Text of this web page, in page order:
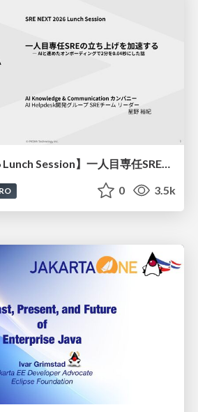
【SRE NEXT 2026 Lunch Session】一人目専任SREの立ち上げを加速する ― AIと進めたオンボーディングで2分を0.04秒にした話
0 3.5k